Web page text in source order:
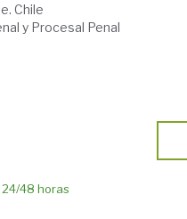
Chile
y Procesal Penal
24/48 horas